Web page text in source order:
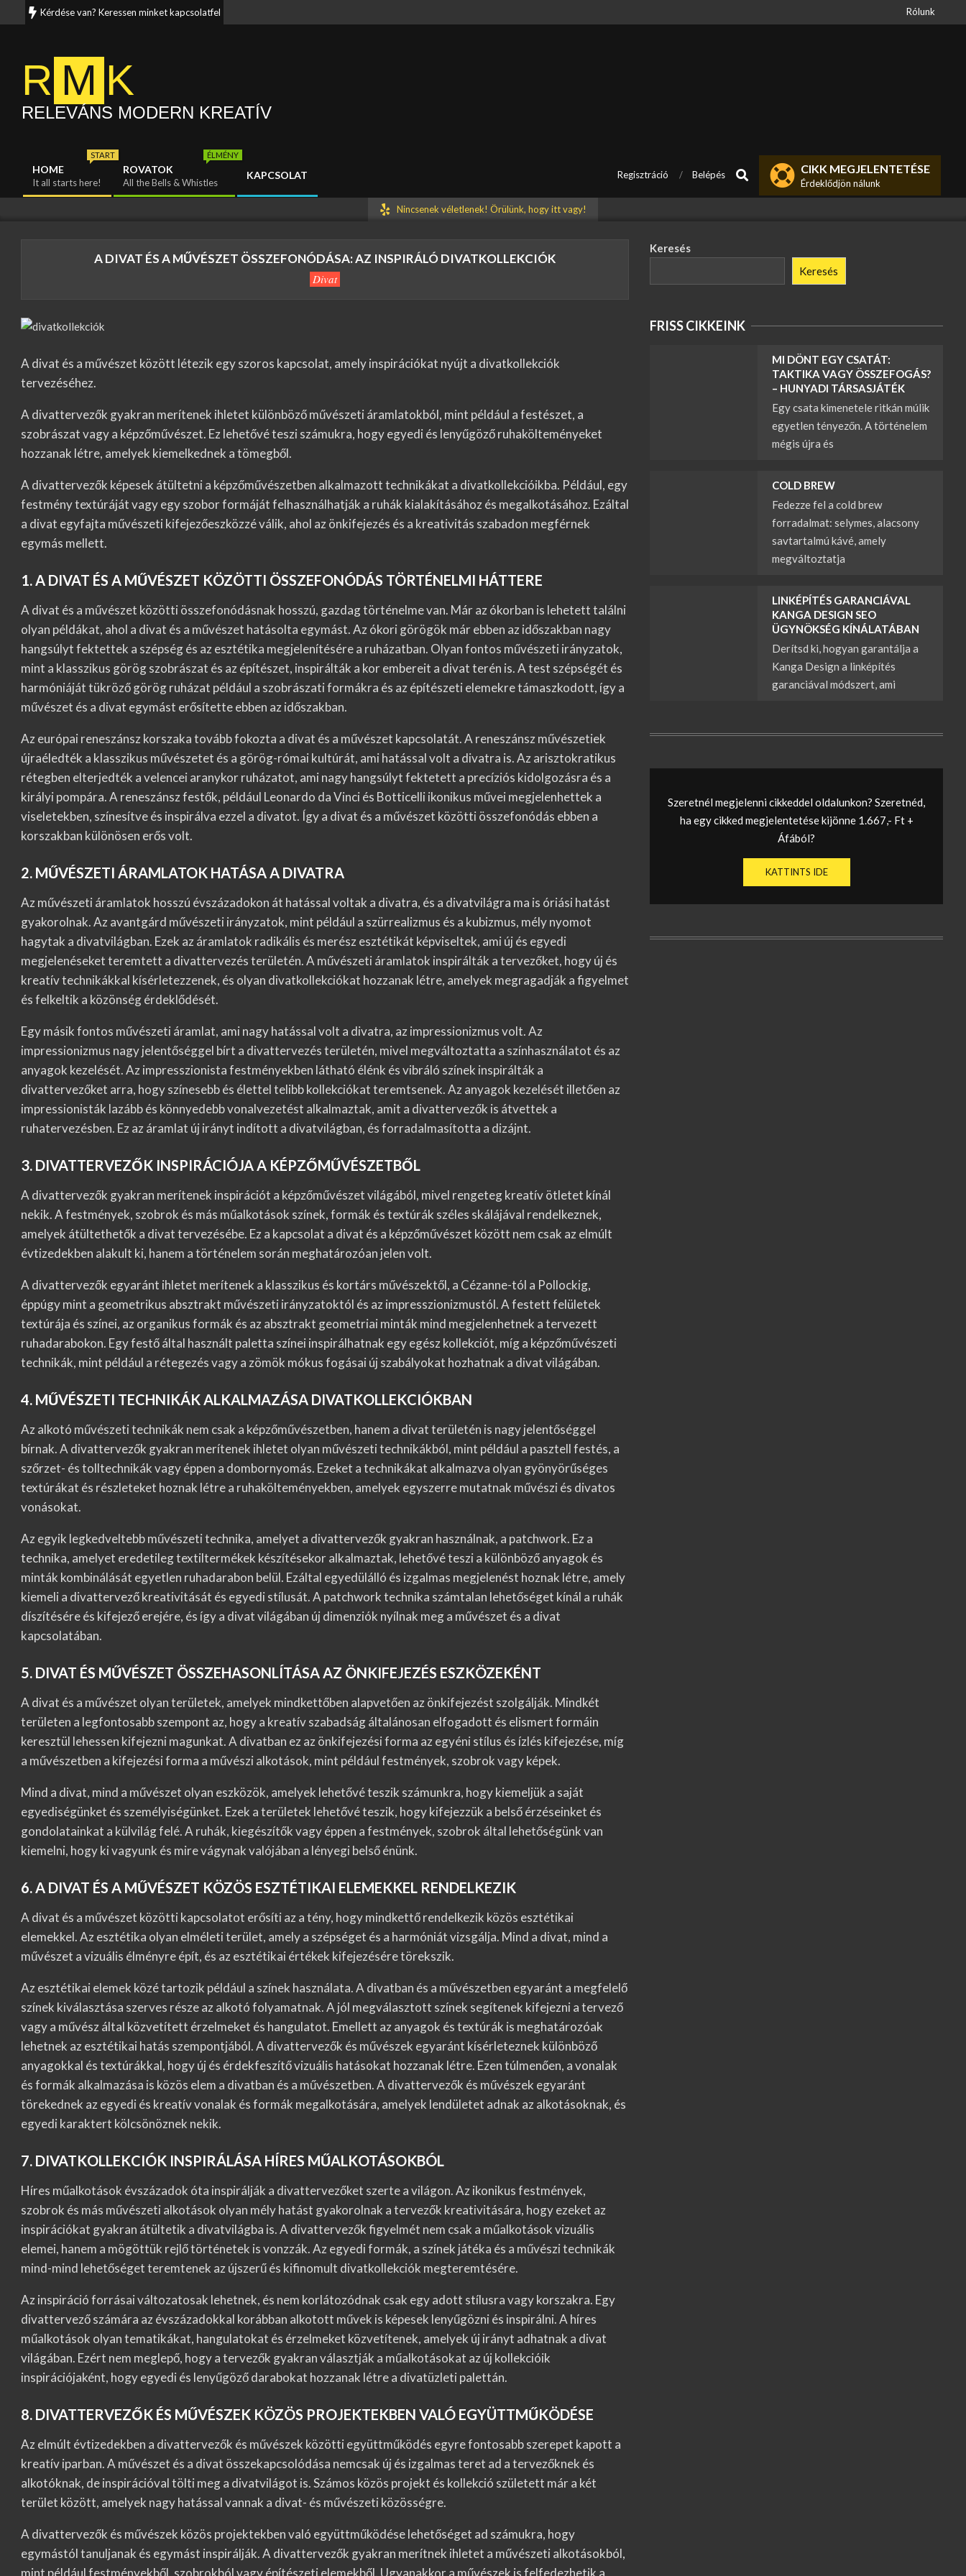
to
Kérdése van? Keressen minket kapcsolatfelvételi oldalunkon. Munkatársaink rövidesen visszakeresik Önt. Rólunk
R M K
RELEVÁNS MODERN KREATÍV
Primary
Navigation
HOME
START
It all starts here!
ROVATOK
ÉLMÉNY
All the Bells & Whistles
KAPCSOLAT Regisztráció Belépés Search CIKK MEGJELENTETÉSE
Érdeklődjön nálunk
Nincsenek véletlenek! Örülünk, hogy itt vagy!
A DIVAT ÉS A MŰVÉSZET ÖSSZEFONÓDÁSA: AZ INSPIRÁLÓ DIVATKOLLEKCIÓK
Divat
A divat és a művészet között létezik egy szoros kapcsolat, amely inspirációkat nyújt a divatkollekciók
tervezéséhez.
A divattervezők gyakran merítenek ihletet különböző művészeti áramlatokból, mint például a festészet, a
szobrászat vagy a képzőművészet. Ez lehetővé teszi számukra, hogy egyedi és lenyűgöző ruhakölteményeket
hozzanak létre, amelyek kiemelkednek a tömegből.
A divattervezők képesek átültetni a képzőművészetben alkalmazott technikákat a divatkollekcióikba. Például, egy
festmény textúráját vagy egy szobor formáját felhasználhatják a ruhák kialakításához és megalkotásához. Ezáltal
a divat egyfajta művészeti kifejezőeszközzé válik, ahol az önkifejezés és a kreativitás szabadon megférnek
egymás mellett.
1. A DIVAT ÉS A MŰVÉSZET KÖZÖTTI ÖSSZEFONÓDÁS TÖRTÉNELMI HÁTTERE
A divat és a művészet közötti összefonódásnak hosszú, gazdag történelme van. Már az ókorban is lehetett találni
olyan példákat, ahol a divat és a művészet hatásolta egymást. Az ókori görögök már ebben az időszakban nagy
hangsúlyt fektettek a szépség és az esztétika megjelenítésére a ruházatban. Olyan fontos művészeti irányzatok,
mint a klasszikus görög szobrászat és az építészet, inspirálták a kor embereit a divat terén is. A test szépségét és
harmóniáját tükröző görög ruházat például a szobrászati formákra és az építészeti elemekre támaszkodott, így a
művészet és a divat egymást erősítette ebben az időszakban.
Az európai reneszánsz korszaka tovább fokozta a divat és a művészet kapcsolatát. A reneszánsz művészetiek
újraéledték a klasszikus művészetet és a görög-római kultúrát, ami hatással volt a divatra is. Az arisztokratikus
rétegben elterjedték a velencei aranykor ruházatot, ami nagy hangsúlyt fektetett a precíziós kidolgozásra és a
királyi pompára. A reneszánsz festők, például Leonardo da Vinci és Botticelli ikonikus művei megjelenhettek a
viseletekben, színesítve és inspirálva ezzel a divatot. Így a divat és a művészet közötti összefonódás ebben a
korszakban különösen erős volt.
2. MŰVÉSZETI ÁRAMLATOK HATÁSA A DIVATRA
Az művészeti áramlatok hosszú évszázadokon át hatással voltak a divatra, és a divatvilágra ma is óriási hatást
gyakorolnak. Az avantgárd művészeti irányzatok, mint például a szürrealizmus és a kubizmus, mély nyomot
hagytak a divatvilágban. Ezek az áramlatok radikális és merész esztétikát képviseltek, ami új és egyedi
megjelenéseket teremtett a divattervezés területén. A művészeti áramlatok inspirálták a tervezőket, hogy új és
kreatív technikákkal kísérletezzenek, és olyan divatkollekciókat hozzanak létre, amelyek megragadják a figyelmet
és felkeltik a közönség érdeklődését.
Egy másik fontos művészeti áramlat, ami nagy hatással volt a divatra, az impressionizmus volt. Az
impressionizmus nagy jelentőséggel bírt a divattervezés területén, mivel megváltoztatta a színhasználatot és az
anyagok kezelését. Az impresszionista festményekben látható élénk és vibráló színek inspirálták a
divattervezőket arra, hogy színesebb és élettel telibb kollekciókat teremtsenek. Az anyagok kezelését illetően az
impressionisták lazább és könnyedebb vonalvezetést alkalmaztak, amit a divattervezők is átvettek a
ruhatervezésben. Ez az áramlat új irányt indított a divatvilágban, és forradalmasította a dizájnt.
3. DIVATTERVEZŐK INSPIRÁCIÓJA A KÉPZŐMŰVÉSZETBŐL
A divattervezők gyakran merítenek inspirációt a képzőművészet világából, mivel rengeteg kreatív ötletet kínál
nekik. A festmények, szobrok és más műalkotások színek, formák és textúrák széles skálájával rendelkeznek,
amelyek átültethetők a divat tervezésébe. Ez a kapcsolat a divat és a képzőművészet között nem csak az elmúlt
évtizedekben alakult ki, hanem a történelem során meghatározóan jelen volt.
A divattervezők egyaránt ihletet merítenek a klasszikus és kortárs művészektől, a Cézanne-tól a Pollockig,
éppúgy mint a geometrikus absztrakt művészeti irányzatoktól és az impresszionizmustól. A festett felületek
textúrája és színei, az organikus formák és az absztrakt geometriai minták mind megjelenhetnek a tervezett
ruhadarabokon. Egy festő által használt paletta színei inspirálhatnak egy egész kollekciót, míg a képzőművészeti
technikák, mint például a rétegezés vagy a zömök mókus fogásai új szabályokat hozhatnak a divat világában.
4. MŰVÉSZETI TECHNIKÁK ALKALMAZÁSA DIVATKOLLEKCIÓKBAN
Az alkotó művészeti technikák nem csak a képzőművészetben, hanem a divat területén is nagy jelentőséggel
bírnak. A divattervezők gyakran merítenek ihletet olyan művészeti technikákból, mint például a pasztell festés, a
szőrzet- és tolltechnikák vagy éppen a dombornyomás. Ezeket a technikákat alkalmazva olyan gyönyörűséges
textúrákat és részleteket hoznak létre a ruhakölteményekben, amelyek egyszerre mutatnak művészi és divatos
vonásokat.
Az egyik legkedveltebb művészeti technika, amelyet a divattervezők gyakran használnak, a patchwork. Ez a
technika, amelyet eredetileg textiltermékek készítésekor alkalmaztak, lehetővé teszi a különböző anyagok és
minták kombinálását egyetlen ruhadarabon belül. Ezáltal egyedülálló és izgalmas megjelenést hoznak létre, amely
kiemeli a divattervező kreativitását és egyedi stílusát. A patchwork technika számtalan lehetőséget kínál a ruhák
díszítésére és kifejező erejére, és így a divat világában új dimenziók nyílnak meg a művészet és a divat
kapcsolatában.
5. DIVAT ÉS MŰVÉSZET ÖSSZEHASONLÍTÁSA AZ ÖNKIFEJEZÉS ESZKÖZEKÉNT
A divat és a művészet olyan területek, amelyek mindkettőben alapvetően az önkifejezést szolgálják. Mindkét
területen a legfontosabb szempont az, hogy a kreatív szabadság általánosan elfogadott és elismert formáin
keresztül lehessen kifejezni magunkat. A divatban ez az önkifejezési forma az egyéni stílus és ízlés kifejezése, míg
a művészetben a kifejezési forma a művészi alkotások, mint például festmények, szobrok vagy képek.
Mind a divat, mind a művészet olyan eszközök, amelyek lehetővé teszik számunkra, hogy kiemeljük a saját
egyediségünket és személyiségünket. Ezek a területek lehetővé teszik, hogy kifejezzük a belső érzéseinket és
gondolatainkat a külvilág felé. A ruhák, kiegészítők vagy éppen a festmények, szobrok által lehetőségünk van
kiemelni, hogy ki vagyunk és mire vágynak valójában a lényegi belső énünk.
6. A DIVAT ÉS A MŰVÉSZET KÖZÖS ESZTÉTIKAI ELEMEKKEL RENDELKEZIK
A divat és a művészet közötti kapcsolatot erősíti az a tény, hogy mindkettő rendelkezik közös esztétikai
elemekkel. Az esztétika olyan elméleti terület, amely a szépséget és a harmóniát vizsgálja. Mind a divat, mind a
művészet a vizuális élményre épít, és az esztétikai értékek kifejezésére törekszik.
Az esztétikai elemek közé tartozik például a színek használata. A divatban és a művészetben egyaránt a megfelelő
színek kiválasztása szerves része az alkotó folyamatnak. A jól megválasztott színek segítenek kifejezni a tervező
vagy a művész által közvetített érzelmeket és hangulatot. Emellett az anyagok és textúrák is meghatározóak
lehetnek az esztétikai hatás szempontjából. A divattervezők és művészek egyaránt kísérleteznek különböző
anyagokkal és textúrákkal, hogy új és érdekfeszítő vizuális hatásokat hozzanak létre. Ezen túlmenően, a vonalak
és formák alkalmazása is közös elem a divatban és a művészetben. A divattervezők és művészek egyaránt
törekednek az egyedi és kreatív vonalak és formák megalkotására, amelyek lendületet adnak az alkotásoknak, és
egyedi karaktert kölcsönöznek nekik.
7. DIVATKOLLEKCIÓK INSPIRÁLÁSA HÍRES MŰALKOTÁSOKBÓL
Híres műalkotások évszázadok óta inspirálják a divattervezőket szerte a világon. Az ikonikus festmények,
szobrok és más művészeti alkotások olyan mély hatást gyakorolnak a tervezők kreativitására, hogy ezeket az
inspirációkat gyakran átültetik a divatvilágba is. A divattervezők figyelmét nem csak a műalkotások vizuális
elemei, hanem a mögöttük rejlő történetek is vonzzák. Az egyedi formák, a színek játéka és a művészi technikák
mind-mind lehetőséget teremtenek az újszerű és kifinomult divatkollekciók megteremtésére.
Az inspiráció forrásai változatosak lehetnek, és nem korlátozódnak csak egy adott stílusra vagy korszakra. Egy
divattervező számára az évszázadokkal korábban alkotott művek is képesek lenyűgözni és inspirálni. A híres
műalkotások olyan tematikákat, hangulatokat és érzelmeket közvetítenek, amelyek új irányt adhatnak a divat
világában. Ezért nem meglepő, hogy a tervezők gyakran választják a műalkotásokat az új kollekcióik
inspirációjaként, hogy egyedi és lenyűgöző darabokat hozzanak létre a divatüzleti palettán.
8. DIVATTERVEZŐK ÉS MŰVÉSZEK KÖZÖS PROJEKTEKBEN VALÓ EGYÜTTMŰKÖDÉSE
Az elmúlt évtizedekben a divattervezők és művészek közötti együttműködés egyre fontosabb szerepet kapott a
kreatív iparban. A művészet és a divat összekapcsolódása nemcsak új és izgalmas teret ad a tervezőknek és
alkotóknak, de inspirációval tölti meg a divatvilágot is. Számos közös projekt és kollekció született már a két
terület között, amelyek nagy hatással vannak a divat- és művészeti közösségre.
A divattervezők és művészek közös projektekben való együttműködése lehetőséget ad számukra, hogy
egymástól tanuljanak és egymást inspirálják. A divattervezők gyakran merítnek ihletet a művészeti alkotásokból,
mint például festményekből, szobrokból vagy építészeti elemekből. Ugyanakkor a művészek is felfedezhetik a
Keresés
Keresés
FRISS CIKKEINK
MI DÖNT EGY CSATÁT:
TAKTIKA VAGY ÖSSZEFOGÁS?
– HUNYADI TÁRSASJÁTÉK
Egy csata kimenetele ritkán múlik
egyetlen tényezőn. A történelem
mégis újra és
COLD BREW
Fedezze fel a cold brew
forradalmat: selymes, alacsony
savtartalmú kávé, amely
megváltoztatja
LINKÉPÍTÉS GARANCIÁVAL
KANGA DESIGN SEO
ÜGYNÖKSÉG KÍNÁLATÁBAN
Derítsd ki, hogyan garantálja a
Kanga Design a linképítés
garanciával módszert, ami
Szeretnél megjelenni cikkeddel oldalunkon? Szeretnéd,
ha egy cikked megjelentetése kijönne 1.667,- Ft +
Áfából?
KATTINTS IDE